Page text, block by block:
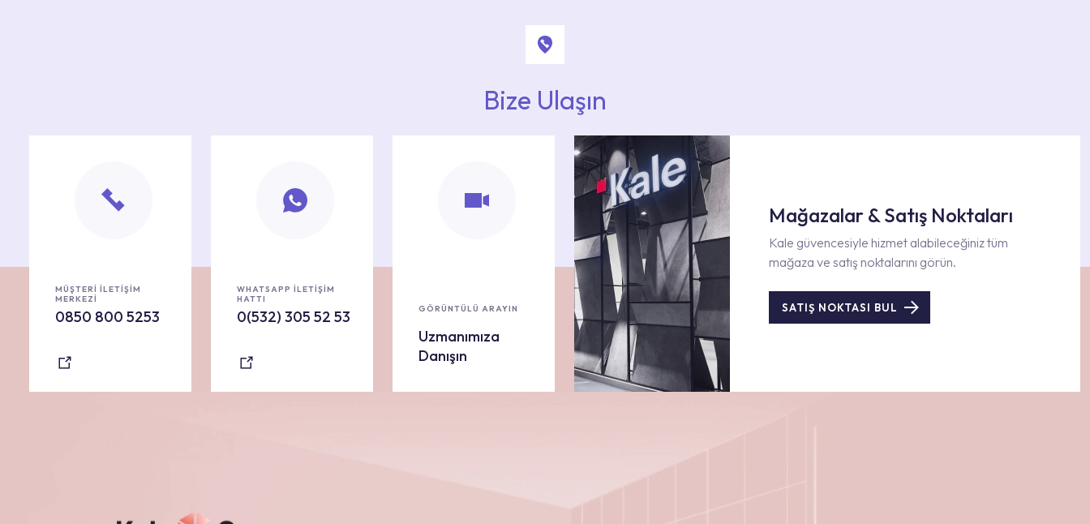
Bize Ulaşın
MÜŞTERİ İLETİŞİM
MERKEZİ
0850 800 5253
WHATSAPP İLETİŞİM
HATTI
0(532) 305 52 53 GÖRÜNTÜLÜ ARAYIN
Uzmanımıza
Danışın
Mağazalar & Satış Noktaları
Kale güvencesiyle hizmet alabileceğiniz tüm
mağaza ve satış noktalarını görün.
SATIŞ NOKTASI BUL